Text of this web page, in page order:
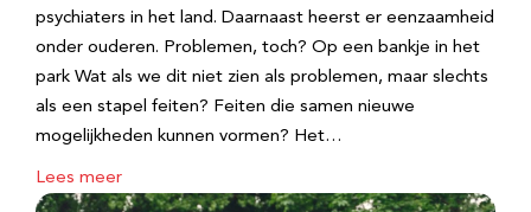
psychiaters in het land. Daarnaast heerst er eenzaamheid
onder ouderen. Problemen, toch? Op een bankje in het
park Wat als we dit niet zien als problemen, maar slechts
als een stapel feiten? Feiten die samen nieuwe
mogelijkheden kunnen vormen? Het…
Lees meer